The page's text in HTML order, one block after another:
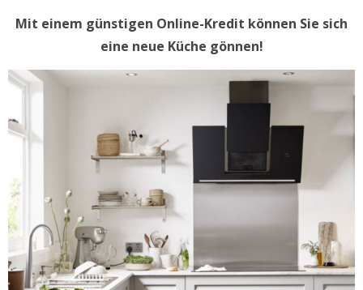
Mit einem günstigen Online-Kredit können Sie sich
eine neue Küche gönnen!